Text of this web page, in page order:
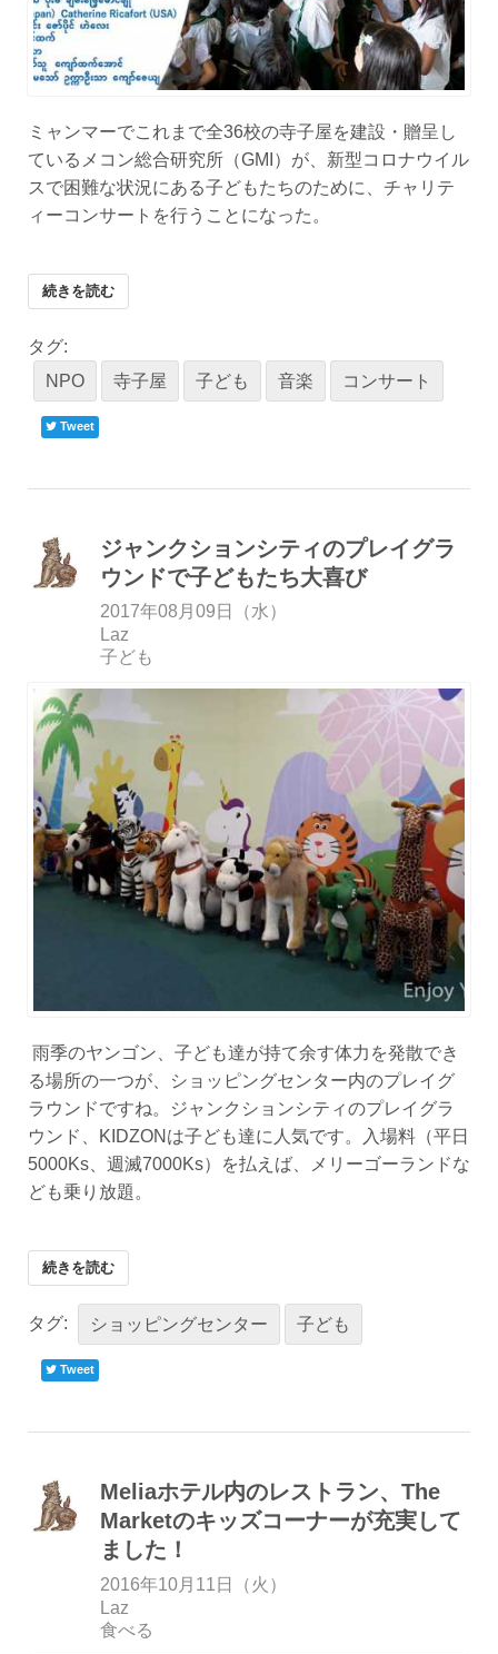
ミャンマーでこれまで全36校の寺子屋を建設・贈呈し
ているメコン総合研究所（GMI）が、新型コロナウイル
スで困難な状況にある子どもたちのために、チャリテ
ィーコンサートを行うことになった。
続きを読む
タグ:
NPO
寺子屋 子ども 音楽 コンサート
Tweet
ジャンクションシティのプレイグラ
ウンドで子どもたち大喜び
2017年08月09日（水）
Laz
子ども
雨季のヤンゴン、子ども達が持て余す体力を発散でき
る場所の一つが、ショッピングセンター内のプレイグ
ラウンドですね。ジャンクションシティのプレイグラ
ウンド、KIDZONは子ども達に人気です。入場料（平日
5000Ks、週滅7000Ks）を払えば、メリーゴーランドな
ども乗り放題。
続きを読む
タグ: ショッピングセンター 子ども
Tweet
Meliaホテル内のレストラン、The
Marketのキッズコーナーが充実して
ました！
2016年10月11日（火）
Laz
食べる